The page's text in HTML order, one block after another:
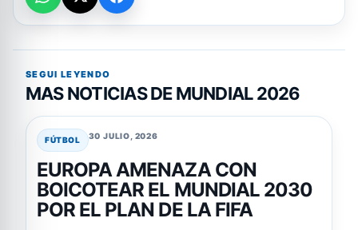
SEGUI LEYENDO
MAS NOTICIAS DE MUNDIAL 2026
FÚTBOL 30 JULIO, 2026
EUROPA AMENAZA CON
BOICOTEAR EL MUNDIAL 2030
POR EL PLAN DE LA FIFA